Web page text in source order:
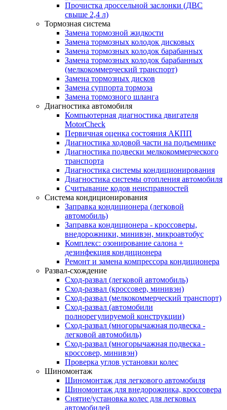
Прочистка дроссельной заслонки (ДВС
свыше 2,4 л)
Тормозная система
Замена тормозной жидкости
Замена тормозных колодок дисковых
Замена тормозных колодок барабанных
Замена тормозных колодок барабанных
(мелкокоммерческий транспорт)
Замена тормозных дисков
Замена суппорта тормоза
Замена тормозного шланга
Диагностика автомобиля
Компьютерная диагностика двигателя
MotorCheсk
Первичная оценка состояния АКПП
Диагностика ходовой части на подъемнике
Диагностика подвески мелкокоммерческого
транспорта
Диагностика системы кондиционирования
Диагностика системы отопления автомобиля
Считывание кодов неисправностей
Система кондиционирования
Заправка кондиционера (легковой
автомобиль)
Заправка кондиционера - кроссоверы,
внедорожники, минивэн, микроавтобус
Комплекс: озонирование салона +
дезинфекция кондиционера
Ремонт и замена компрессора кондиционера
Развал-схождение
Сход-развал (легковой автомобиль)
Сход-развал (кроссовер, минивэн)
Сход-развал (мелкокоммерческий транспорт)
Сход-развал (автомобили
полнорегулируемой конструкции)
Сход-развал (многорычажная подвеска -
легковой автомобиль)
Сход-развал (многорычажная подвеска -
кроссовер, минивэн)
Проверка углов установки колес
Шиномонтаж
Шиномонтаж для легкового автомобиля
Шиномонтаж для внедорожника, кроссовера
Снятие/установка колес для легковых
автомобилей